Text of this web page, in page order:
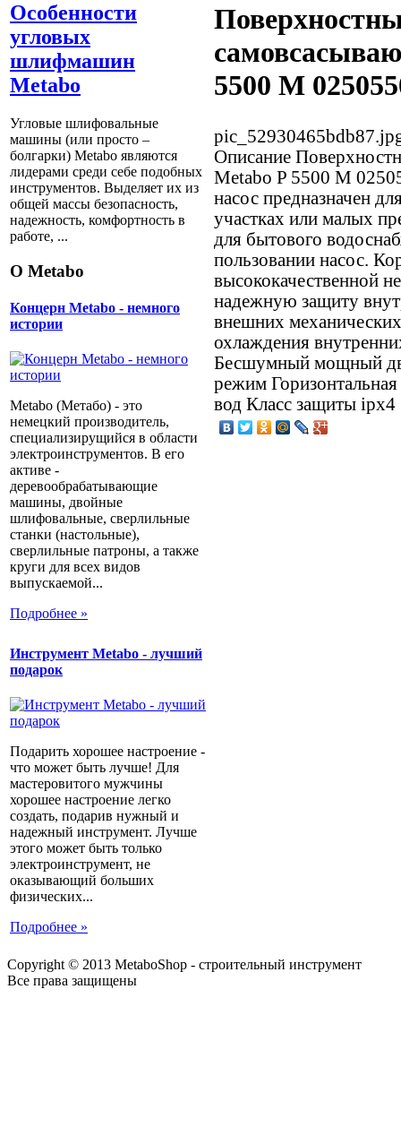
Особенности
угловых
шлифмашин
Metabo
Угловые шлифовальные
машины (или просто –
болгарки) Мetabo являются
лидерами среди себе подобных
инструментов. Выделяет их из
общей массы безопасность,
надежность, комфортность в
работе, ...
О Metabo
Концерн Metabo - немного
истории
Metabo (Метабо) - это
немецкий производитель,
специализирущийся в области
электроинструментов. В его
активе -
деревообрабатывающие
машины, двойные
шлифовальные, сверлильные
станки (настольные),
сверлильные патроны, а также
круги для всех видов
выпускаемой...
Подробнее »
Инструмент Metabo - лучший
подарок
Подарить хорошее настроение -
что может быть лучше! Для
мастеровитого мужчины
хорошее настроение легко
создать, подарив нужный и
надежный инструмент. Лучше
этого может быть только
электроинструмент, не
оказывающий больших
физических...
Подробнее »
5500 M
Описание
Metabo P 5500 M
насос предназначен
участках или малых
для бытового
пользовании насос.
высококачественной
надежную защиту
внешних
охлаждения
Бесшумный мощный
режим
вод Класс защиты ipx4
Copyright © 2013 MetaboShop - строительный инструмент
Все права защищены